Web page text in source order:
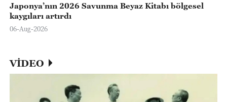
Japonya’nın 2026 Savunma Beyaz Kitabı bölgesel
kaygıları artırdı
06-Aug-2026
VİDEO